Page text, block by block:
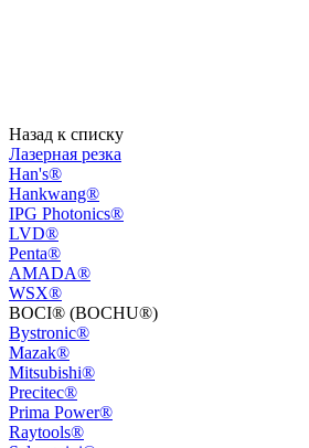
Назад к списку
Лазерная резка
Han's®
Hankwang®
IPG Photonics®
LVD®
Penta®
AMADA®
WSX®
BOCI® (BOCHU®)
Bystronic®
Mazak®
Mitsubishi®
Precitec®
Prima Power®
Raytools®